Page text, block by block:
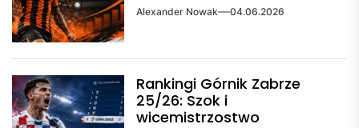
Alexander Nowak 04.06.2026
Rankingi Górnik Zabrze
25/26: Szok i
wicemistrzostwo